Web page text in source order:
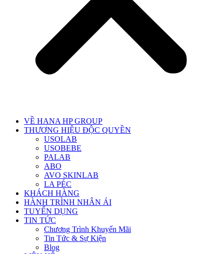
VỀ HANA HP GROUP
THƯƠNG HIỆU ĐỘC QUYỀN
USOLAB
USOBEBE
PALAB
ABO
AVO SKINLAB
LA PÉC
KHÁCH HÀNG
HÀNH TRÌNH NHÂN ÁI
TUYỂN DỤNG
TIN TỨC
Chương Trình Khuyến Mãi
Tin Tức & Sự Kiện
Blog